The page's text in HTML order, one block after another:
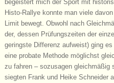
begeistert mich der Sport mit
Histo-Rallye konnte man viele
Limit bewegt. Obwohl nach
der, dessen Prüfungszeiten der
geringste Differenz aufweist) ging
eine probate Methode möglichst
zu fahren – sozusagen gleichmäßig
siegten Frank und Heike Schneider